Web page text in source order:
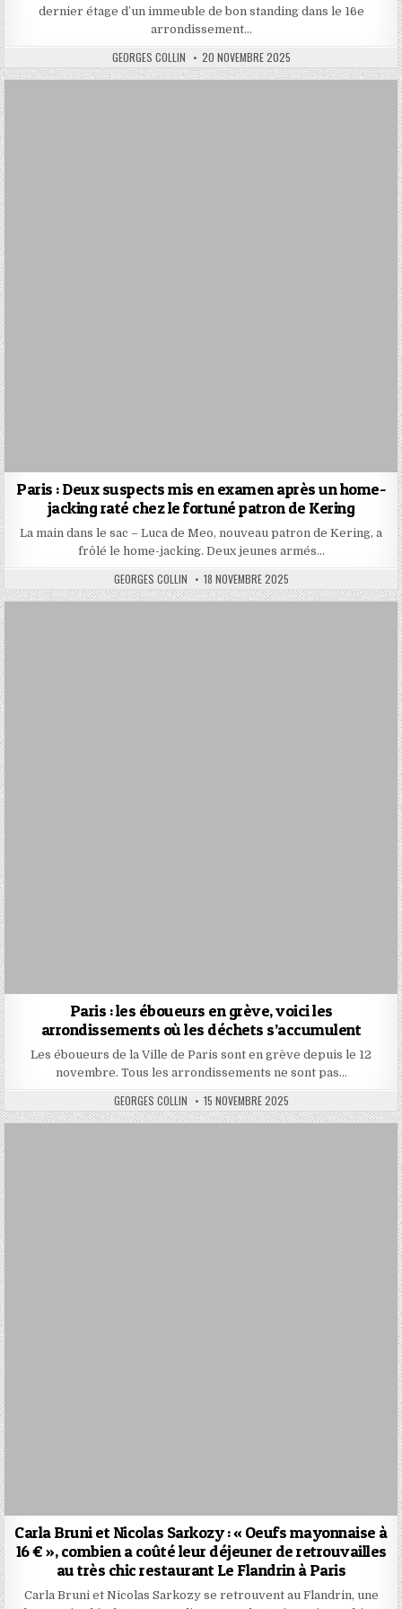
dernier étage d’un immeuble de bon standing dans le 16e
arrondissement…
AUTHOR:
GEORGES COLLIN PUBLISHED
DATE:
20 NOVEMBRE 2025
Paris : Deux suspects mis en examen après un home-
jacking raté chez le fortuné patron de Kering
La main dans le sac – Luca de Meo, nouveau patron de Kering, a
frôlé le home-jacking. Deux jeunes armés…
AUTHOR:
GEORGES COLLIN PUBLISHED
DATE:
18 NOVEMBRE 2025
Paris : les éboueurs en grève, voici les
arrondissements où les déchets s’accumulent
Les éboueurs de la Ville de Paris sont en grève depuis le 12
novembre. Tous les arrondissements ne sont pas…
AUTHOR:
GEORGES COLLIN PUBLISHED
DATE:
15 NOVEMBRE 2025
Carla Bruni et Nicolas Sarkozy : « Oeufs mayonnaise à
16 € », combien a coûté leur déjeuner de retrouvailles
au très chic restaurant Le Flandrin à Paris
Carla Bruni et Nicolas Sarkozy se retrouvent au Flandrin, une